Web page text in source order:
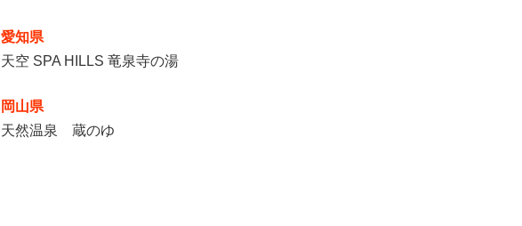
愛知県
天空 SPA HILLS 竜泉寺の湯
岡山県
天然温泉 蔵のゆ